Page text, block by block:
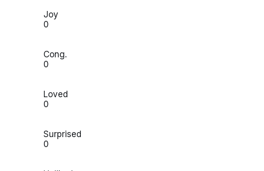
Joy
0
Cong.
0
Loved
0
Surprised
0